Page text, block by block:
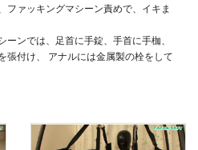
ファッキングマシーン責めで、イキま
ーンでは、足首に手錠、手首に手枷、
張付け、 アナルには金属製の栓をして